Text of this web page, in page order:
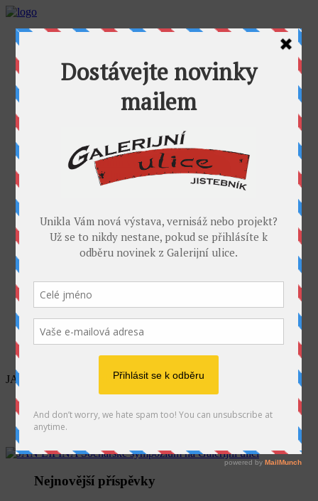
AKTUALITY
GALERIE U FOŤÁKA
Takoví jsme byli
I. sympozium výtvarníků v GU
II. sympozium výtvarníků
Galerijní rybník
V. sympozium výtvarníků v Jistebníku
DESET
KONTAKT
JAN LIPINA Sochařské sympozium na Galerijní ulici
Jan Lipina
JAN LIPINA Sochařské sympozium na Galerijní ulici
Nejnovější příspěvky